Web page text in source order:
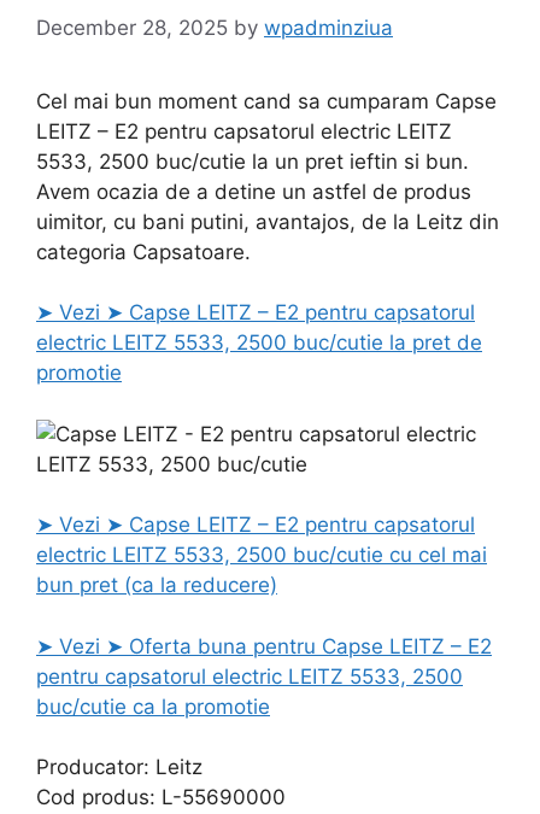
December 28, 2025 by wpadminziua
Cel mai bun moment cand sa cumparam Capse
LEITZ – E2 pentru capsatorul electric LEITZ
5533, 2500 buc/cutie la un pret ieftin si bun.
Avem ocazia de a detine un astfel de produs
uimitor, cu bani putini, avantajos, de la Leitz din
categoria Capsatoare.
➤ Vezi ➤ Capse LEITZ – E2 pentru capsatorul
electric LEITZ 5533, 2500 buc/cutie la pret de
promotie
➤ Vezi ➤ Capse LEITZ – E2 pentru capsatorul
electric LEITZ 5533, 2500 buc/cutie cu cel mai
bun pret (ca la reducere)
➤ Vezi ➤ Oferta buna pentru Capse LEITZ – E2
pentru capsatorul electric LEITZ 5533, 2500
buc/cutie ca la promotie
Producator: Leitz
Cod produs: L-55690000